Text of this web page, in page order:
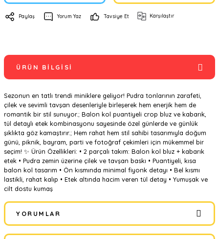
Paylaş Yorum Yaz Tavsiye Et Karşılaştır
ÜRÜN BILGISI
Sezonun en tatlı trendi miniklere geliyor! Pudra tonlarının zarafeti,
çilek ve sevimli tavşan desenleriyle birleşerek hem enerjik hem de
romantik bir stil sunuyor.; Balon kol puantiyeli crop bluz ve kabarık,
tül detaylı etek kombinasyonu sayesinde özel günlerde ve günlük
şıklıkta göz kamaştırır.; Hem rahat hem stil sahibi tasarımıyla doğum
günü, piknik, bayram, parti ve fotoğraf çekimleri için mükemmel bir
seçim! ✨ Ürün Özellikleri: • 2 parçalı takım: Balon kol bluz + kabarık
etek • Pudra zemin üzerine çilek ve tavşan baskı • Puantiyeli, kısa
balon kol tasarım • Ön kısmında minimal fiyonk detayı • Bel kısmı
lastikli, rahat kalıp • Etek altında hacim veren tül detay • Yumuşak ve
cilt dostu kumaş
YORUMLAR